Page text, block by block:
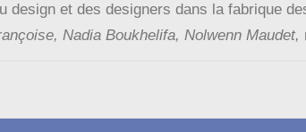
design et des designers dans la fabrique
, Nadia Boukhelifa, Nolwenn Maudet,